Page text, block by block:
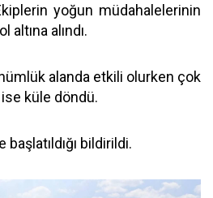
yoğun müdahalelerinin
altına alındı.
alanda etkili olurken çok
ise küle döndü.
bildirildi.